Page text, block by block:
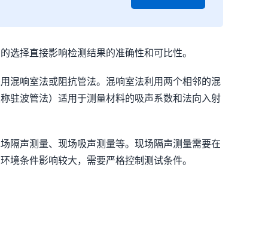
选择直接影响检测结果的准确性和可比性。
混响室法或阻抗管法。混响室法利用两个相邻的混
驻波管法）适用于测量材料的吸声系数和法向入射
隔声测量、现场吸声测量等。现场隔声测量需要在
境条件影响较大，需要严格控制测试条件。